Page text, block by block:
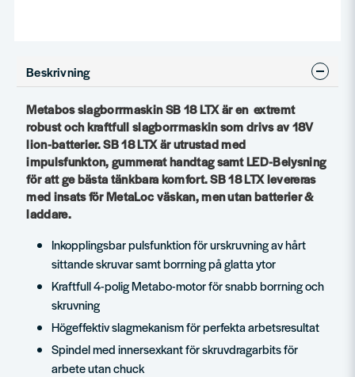
Beskrivning
Metabos slagborrmaskin SB 18 LTX är en extremt
robust och kraftfull slagborrmaskin som drivs av 18V
lion-batterier. SB 18 LTX är utrustad med
impulsfunkton, gummerat handtag samt LED-Belysning
för att ge bästa tänkbara komfort. SB 18 LTX levereras
med insats för MetaLoc väskan, men utan batterier &
laddare.
Inkopplingsbar pulsfunktion för urskruvning av hårt
sittande skruvar samt borrning på glatta ytor
Kraftfull 4-polig Metabo-motor för snabb borrning och
skruvning
Högeffektiv slagmekanism för perfekta arbetsresultat
Spindel med innersexkant för skruvdragarbits för
arbete utan chuck